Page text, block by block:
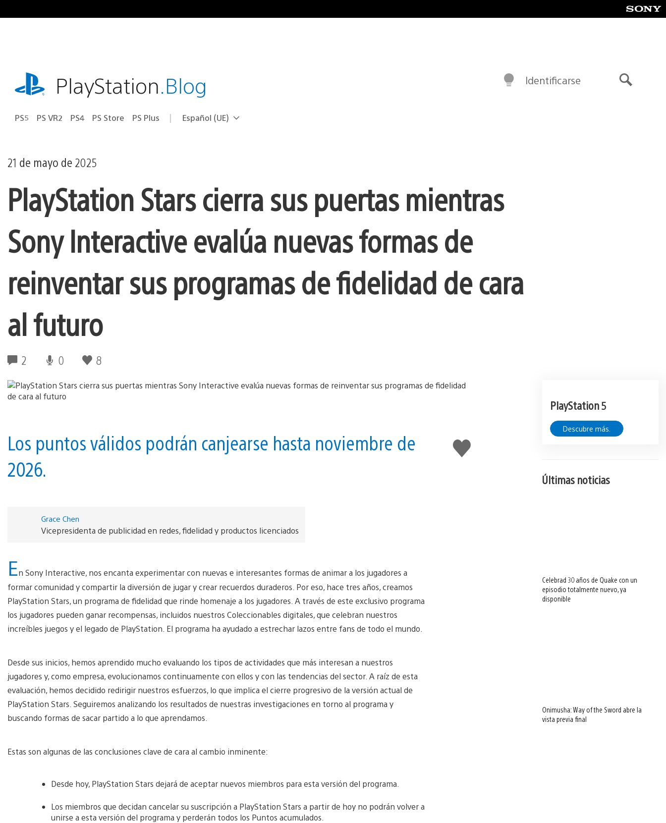
al
playstation.comPlayStation.Blog
PS5 PS VR2 PS4 PS Store PS Plus Selecciona
Región
Español (UE)
Identificarse
21 de mayo de 2025
PlayStation Stars cierra sus puertas mientras
Sony Interactive evalúa nuevas formas de
reinventar sus programas de fidelidad de cara
al futuro
2 0 8
Me
gusta
esto
Los puntos válidos podrán canjearse hasta noviembre de
2026.
Grace Chen
Vicepresidenta de publicidad en redes, fidelidad y productos licenciados
En Sony Interactive, nos encanta experimentar con nuevas e interesantes formas de animar a los jugadores a
formar comunidad y compartir la diversión de jugar y crear recuerdos duraderos. Por eso, hace tres años, creamos
PlayStation Stars, un programa de fidelidad que rinde homenaje a los jugadores. A través de este exclusivo programa
los jugadores pueden ganar recompensas, incluidos nuestros Coleccionables digitales, que celebran nuestros
increíbles juegos y el legado de PlayStation. El programa ha ayudado a estrechar lazos entre fans de todo el mundo.
Desde sus inicios, hemos aprendido mucho evaluando los tipos de actividades que más interesan a nuestros
jugadores y, como empresa, evolucionamos continuamente con ellos y con las tendencias del sector. A raíz de esta
evaluación, hemos decidido redirigir nuestros esfuerzos, lo que implica el cierre progresivo de la versión actual de
PlayStation Stars. Seguiremos analizando los resultados de nuestras investigaciones en torno al programa y
buscando formas de sacar partido a lo que aprendamos.
Estas son algunas de las conclusiones clave de cara al cambio inminente:
Desde hoy, PlayStation Stars dejará de aceptar nuevos miembros para esta versión del programa.
Los miembros que decidan cancelar su suscripción a PlayStation Stars a partir de hoy no podrán volver a
unirse a esta versión del programa y perderán todos los Puntos acumulados.
PlayStation 5
Descubre más.
Últimas noticias
Celebrad 30 años de Quake con un
episodio totalmente nuevo, ya
disponible
Onimusha: Way of the Sword abre la
vista previa final